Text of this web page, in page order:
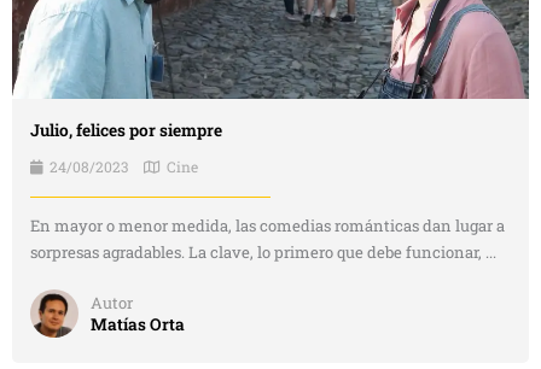
Julio, felices por siempre
24/08/2023 Cine
En mayor o menor medida, las comedias románticas dan lugar a
sorpresas agradables. La clave, lo primero que debe funcionar, ...
Autor
Matías Orta